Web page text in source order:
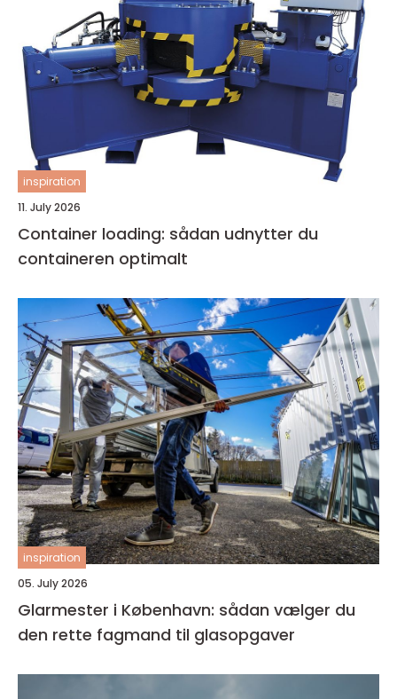
inspiration
11. July 2026
Container loading: sådan udnytter du
containeren optimalt
inspiration
05. July 2026
Glarmester i København: sådan vælger du
den rette fagmand til glasopgaver